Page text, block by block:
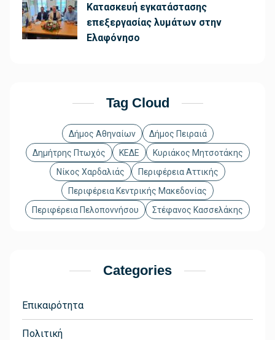
Κατασκευή εγκατάστασης
επεξεργασίας λυμάτων στην
Ελαφόνησο
Tag Cloud
Δήμος Αθηναίων
Δήμος Πειραιά
Δημήτρης Πτωχός
ΚΕΔΕ
Κυριάκος Μητσοτάκης
Νίκος Χαρδαλιάς
Περιφέρεια Αττικής
Περιφέρεια Κεντρικής Μακεδονίας
Περιφέρεια Πελοποννήσου
Στέφανος Κασσελάκης
Categories
Επικαιρότητα
Πολιτική